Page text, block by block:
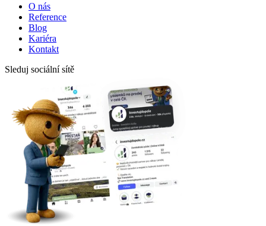
O nás
Reference
Blog
Kariéra
Kontakt
Sleduj sociální sítě